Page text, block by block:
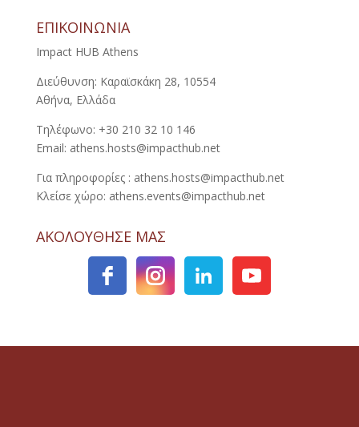
ΕΠΙΚΟΙΝΩΝΙΑ
Impact HUB Athens
Διεύθυνση: Καραϊσκάκη 28, 10554
Αθήνα, Ελλάδα
Τηλέφωνο: +30 210 32 10 146
Email: athens.hosts@impacthub.net
Για πληροφορίες : athens.hosts@impacthub.net
Κλείσε χώρο: athens.events@impacthub.net
ΑΚΟΛΟΥΘΗΣΕ ΜΑΣ